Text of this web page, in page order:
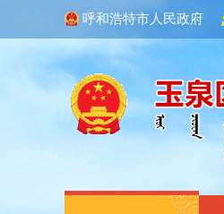
呼和浩特市人民政府